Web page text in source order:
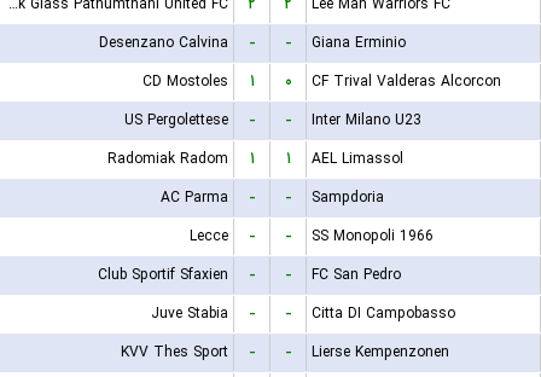
Desenzano Calvina
- -
Giana Erminio
CD Mostoles
۱ ۰
CF Trival Valderas Alcorcon
US Pergolettese
- -
Inter Milano U23
Radomiak Radom
۱ ۱
AEL Limassol
AC Parma
- -
Sampdoria
Lecce
- -
SS Monopoli 1966
Club Sportif Sfaxien
- -
FC San Pedro
Juve Stabia
- -
Citta DI Campobasso
KVV Thes Sport
- -
Lierse Kempenzonen